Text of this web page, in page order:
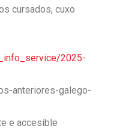
cursados, cuxo
info_service/2025-
anteriores-galego-
e accesible